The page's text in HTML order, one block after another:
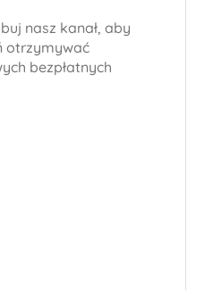
nasz kanał, aby
otrzymywać
bezpłatnych